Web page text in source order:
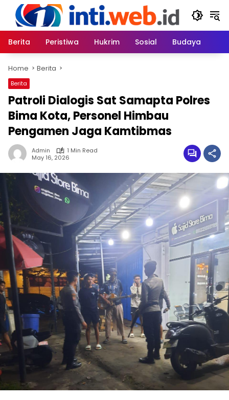
content
Berita
Peristiwa Hukrim Sosial Budaya
Home Berita
Berita
Patroli Dialogis Sat Samapta Polres
Bima Kota, Personel Himbau
Pengamen Jaga Kamtibmas
Admin
1 Min Read
May 16, 2026